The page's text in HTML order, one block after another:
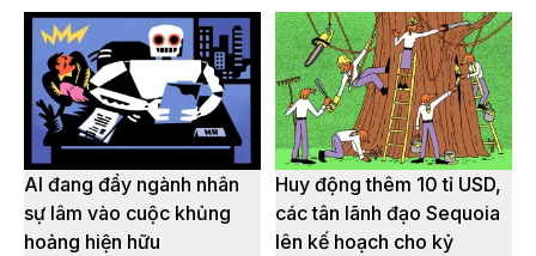
AI đang đẩy ngành nhân
sự lâm vào cuộc khủng
hoảng hiện hữu
Huy động thêm 10 tỉ USD,
các tân lãnh đạo Sequoia
lên kế hoạch cho kỷ